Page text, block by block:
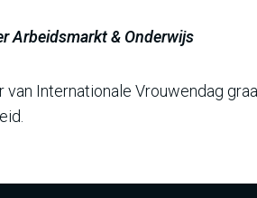
Arbeidsmarkt & Onderwijs
Internationale Vrouwendag